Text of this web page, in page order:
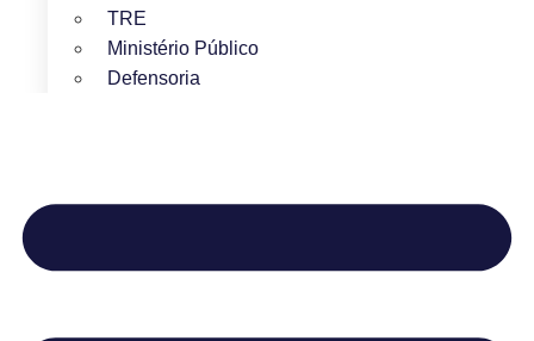
TRE
Ministério Público
Defensoria